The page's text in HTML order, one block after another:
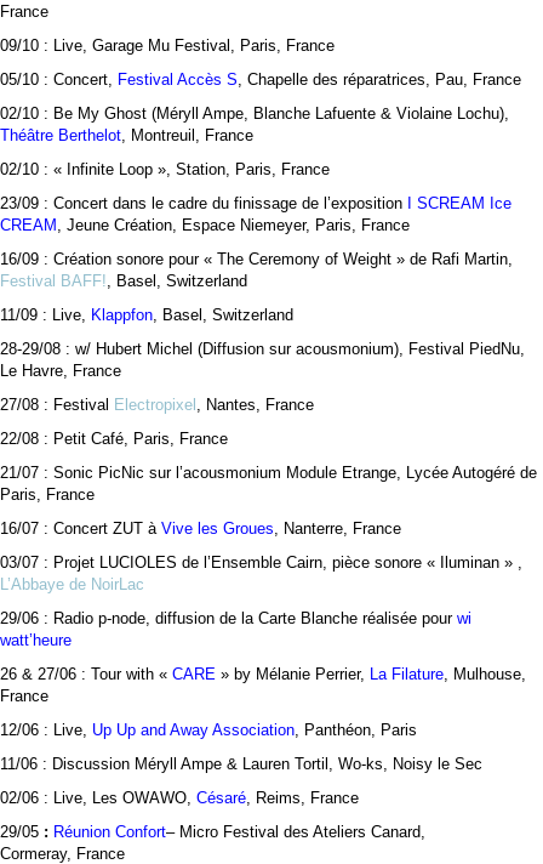
France
09/10 : Live, Garage Mu Festival, Paris, France
05/10 : Concert, Festival Accès S , Chapelle des réparatrices, Pau, France
02/10 : Be My Ghost (Méryll Ampe, Blanche Lafuente & Violaine Lochu),
Théâtre Berthelot , Montreuil, France
02/10 : « Infinite Loop », Station, Paris, France
23/09 : Concert dans le cadre du finissage de l’exposition I SCREAM Ice
CREAM , Jeune Création, Espace Niemeyer, Paris, France
16/09 : Création sonore pour « The Ceremony of Weight » de Rafi Martin,
Festival BAFF! , Basel, Switzerland
11/09 : Live, Klappfon , Basel, Switzerland
28-29/08 : w/ Hubert Michel (Diffusion sur acousmonium), Festival PiedNu,
Le Havre, France
27/08 : Festival Electropixel , Nantes, France
22/08 : Petit Café, Paris, France
21/07 : Sonic PicNic sur l’acousmonium Module Etrange, Lycée Autogéré de
Paris, France
16/07 : Concert ZUT à Vive les Groues , Nanterre, France
03/07 : Projet LUCIOLES de l’Ensemble Cairn, pièce sonore « Iluminan » ,
L’Abbaye de NoirLac
29/06 : Radio p-node, diffusion de la Carte Blanche réalisée pourwi
watt’heure
26 & 27/06 : Tour with « CARE » by Mélanie Perrier, La Filature , Mulhouse,
France
12/06 : Live, Up Up and Away Association , Panthéon, Paris
11/06 : Discussion Méryll Ampe & Lauren Tortil, Wo-ks, Noisy le Sec
02/06 : Live, Les OWAWO, Césaré , Reims, France
29/05 : Réunion Confort– Micro Festival des Ateliers Canard,
Cormeray, France